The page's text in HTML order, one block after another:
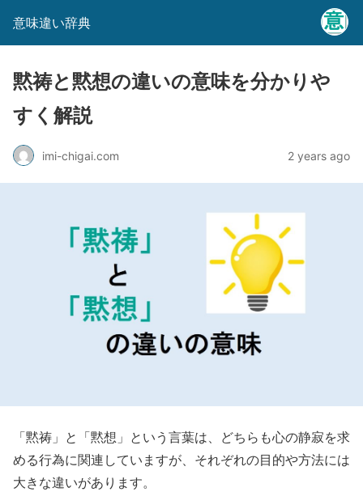
意味違い辞典
黙祷と黙想の違いの意味を分かりや
すく解説
imi-chigai.com 2 years ago
「黙祷」と「黙想」という言葉は、どちらも心の静寂を求
める行為に関連していますが、それぞれの目的や方法には
大きな違いがあります。